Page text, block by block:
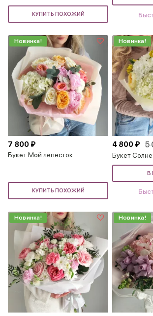
КУПИТЬ ПОХОЖИЙ
Новинка!
7 800 ₽
Букет Мой лепесток
КУПИТЬ ПОХОЖИЙ
Новинка!
4 800 ₽ 5
Букет
В
Новинка! Новинка!